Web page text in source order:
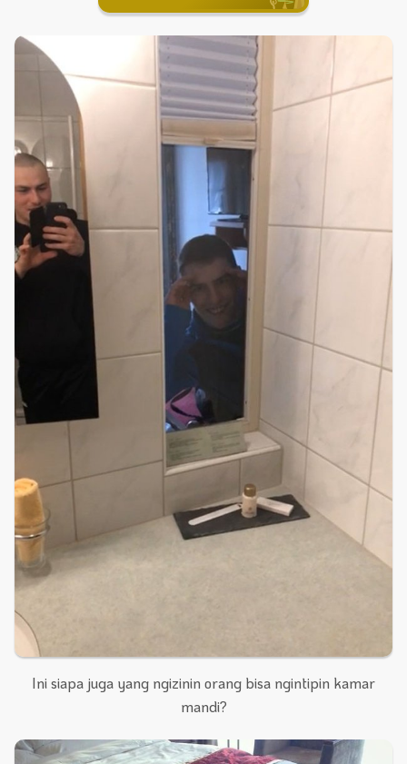
Ini siapa juga yang ngizinin orang bisa ngintipin kamar
mandi?